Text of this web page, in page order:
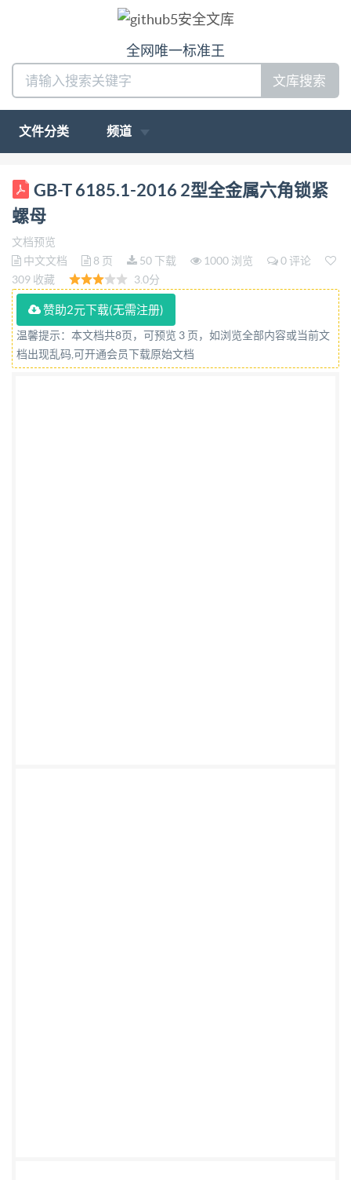
全网唯一标准王
文库搜索
文件分类 频道
ICS 21.060.20 J 13 GB 中华人民共和国国家标准
GB/T6185.12016 代替 GB/T 6185.1—2000 2型全金
属六角锁紧螺母 Prevailing torque type all-metal
hexagon nuts,style 2 (ISO 7042:2012,Prevailing
torque type all-metal hexagon high nuts—Property
classes 5.8.10 and 12.MOD) 2016-02-24发布 2016-
06-01实施 中华人民共和国国家质量监督检验检疫总
局 发布 中国国家标准化管理委员会
GB-T 6185.1-2016 2型全金属六角锁紧
螺母
文档预览
中文文档
8 页 50 下载 1000 浏览
0 评论
309 收藏
3.0分
赞助2元下载(无需注册)
温馨提示：本文档共8页，可预览 3 页，如浏览全部内容或当前文
档出现乱码,可开通会员下载原始文档